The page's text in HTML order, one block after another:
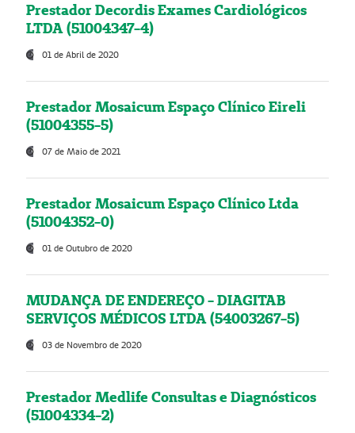
Prestador Decordis Exames Cardiológicos
LTDA (51004347-4)
01 de Abril de 2020
Prestador Mosaicum Espaço Clínico Eireli
(51004355-5)
07 de Maio de 2021
Prestador Mosaicum Espaço Clínico Ltda
(51004352-0)
01 de Outubro de 2020
MUDANÇA DE ENDEREÇO - DIAGITAB
SERVIÇOS MÉDICOS LTDA (54003267-5)
03 de Novembro de 2020
Prestador Medlife Consultas e Diagnósticos
(51004334-2)